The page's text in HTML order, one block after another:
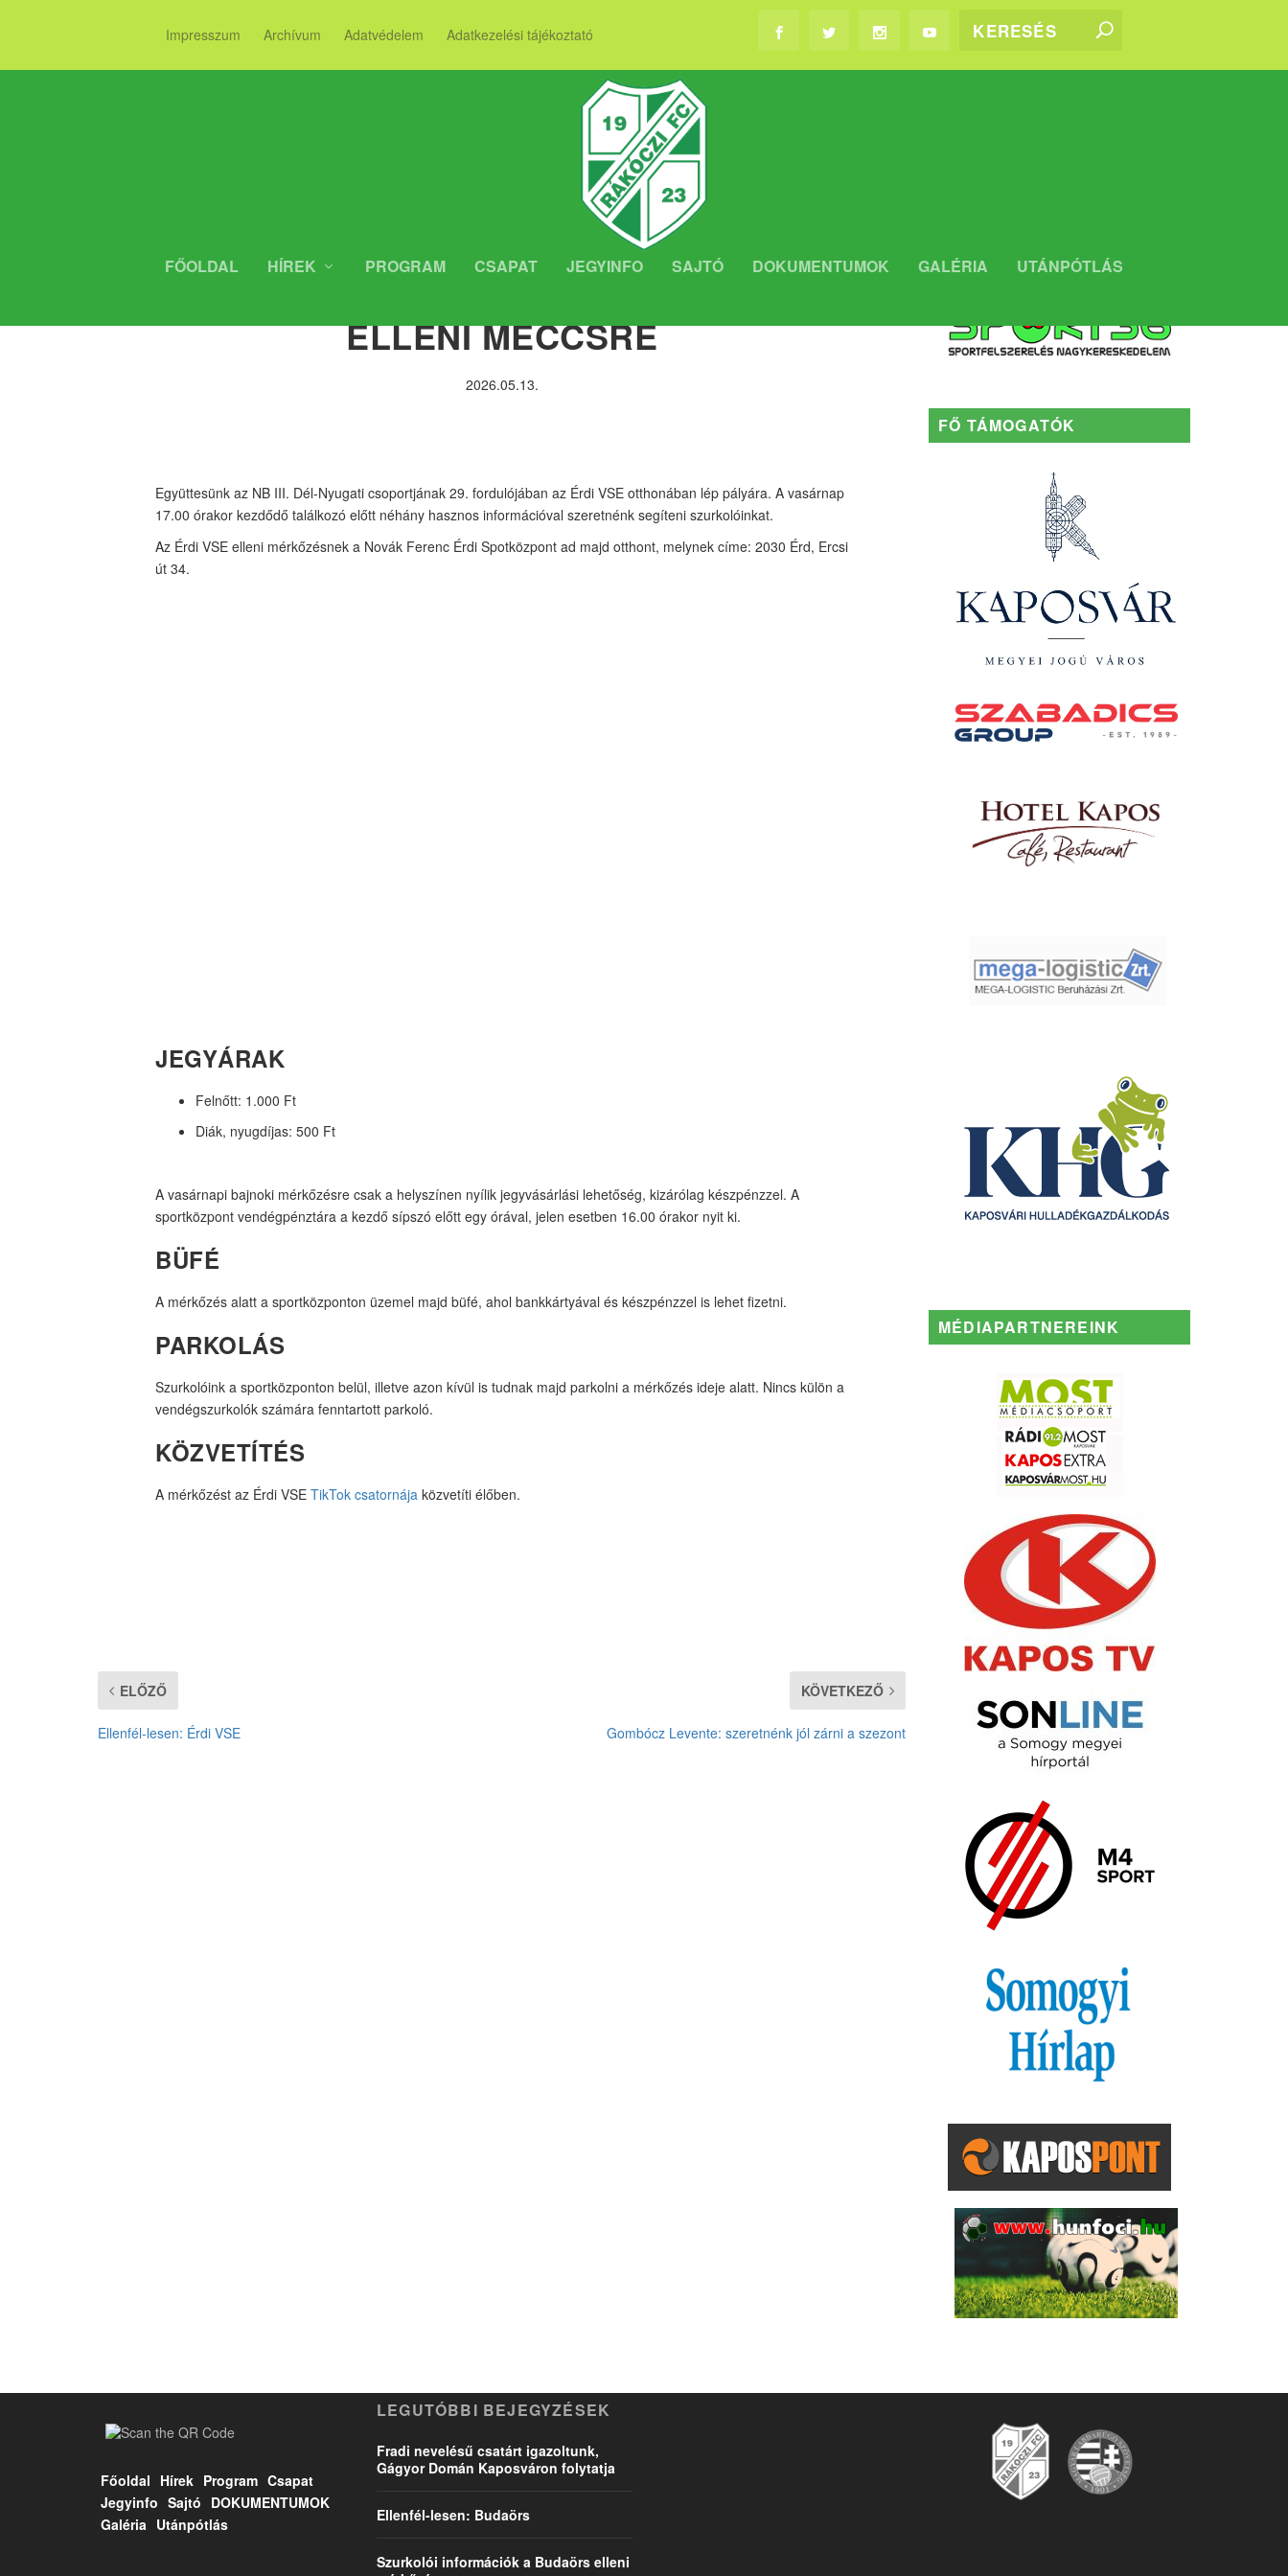
Impresszum Archívum Adatvédelem Adatkezelési tájékoztató
FŐOLDAL HÍREK PROGRAM CSAPAT JEGYINFO SAJTÓ DOKUMENTUMOK GALÉRIA UTÁNPÓTLÁS
ELLENI MECCSRE
2026.05.13.
Együttesünk az NB III. Dél-Nyugati csoportjának 29. fordulójában az Érdi VSE otthonában lép pályára. A vasárnap
17.00 órakor kezdődő találkozó előtt néhány hasznos információval szeretnénk segíteni szurkolóinkat.
Az Érdi VSE elleni mérkőzésnek a Novák Ferenc Érdi Spotközpont ad majd otthont, melynek címe: 2030 Érd, Ercsi
út 34.
JEGYÁRAK
Felnőtt: 1.000 Ft
Diák, nyugdíjas: 500 Ft
A vasárnapi bajnoki mérkőzésre csak a helyszínen nyílik jegyvásárlási lehetőség, kizárólag készpénzzel. A
sportközpont vendégpénztára a kezdő sípszó előtt egy órával, jelen esetben 16.00 órakor nyit ki.
BÜFÉ
A mérkőzés alatt a sportközponton üzemel majd büfé, ahol bankkártyával és készpénzzel is lehet fizetni.
PARKOLÁS
Szurkolóink a sportközponton belül, illetve azon kívül is tudnak majd parkolni a mérkőzés ideje alatt. Nincs külön a
vendégszurkolók számára fenntartott parkoló.
KÖZVETÍTÉS
A mérkőzést az Érdi VSE TikTok csatornája közvetíti élőben.
ELŐZŐ
Ellenfél-lesen: Érdi VSE
KÖVETKEZŐ
Gombócz Levente: szeretnénk jól zárni a szezont
FŐ TÁMOGATÓK
MÉDIAPARTNEREINK
Főoldal Hírek Program Csapat
Jegyinfo Sajtó DOKUMENTUMOK
Galéria Utánpótlás
LEGUTÓBBI BEJEGYZÉSEK
Fradi nevelésű csatárt igazoltunk,
Gágyor Domán Kaposváron folytatja
Ellenfél-lesen: Budaörs
Szurkolói információk a Budaörs elleni